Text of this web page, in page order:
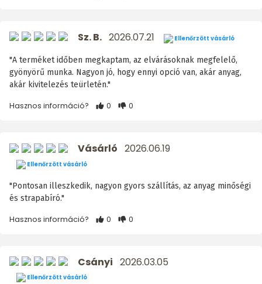
Sz. B. 2026.07.21 Ellenőrzött vásárló
"A terméket időben megkaptam, az elvárásoknak megfelelő,
gyönyörű munka. Nagyon jó, hogy ennyi opció van, akár anyag,
akár kivitelezés teürletén."
Hasznos információ? 0 0
Vásárló 2026.06.19
Ellenőrzött vásárló
"Pontosan illeszkedik, nagyon gyors szállítás, az anyag minőségi
és strapabíró."
Hasznos információ? 0 0
Csányi 2026.03.05
Ellenőrzött vásárló